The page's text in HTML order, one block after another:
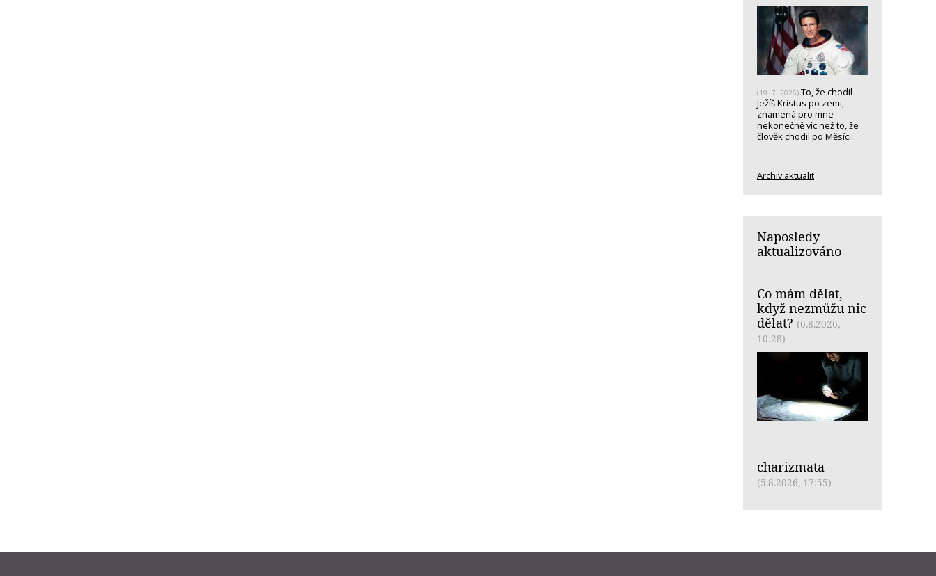
(19. 7. 2026) To, že chodil
Ježíš Kristus po zemi,
znamená pro mne
nekonečně víc než to, že
člověk chodil po Měsíci.
Archiv aktualit
Naposledy
aktualizováno
Co mám dělat,
když nezmůžu nic
dělat? (6.8.2026,
10:28)
charizmata
(5.8.2026, 17:55)